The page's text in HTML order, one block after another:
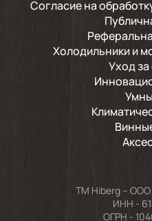
Согласие на
Холодильники и
Уход
TM Hiberg –
ИНН -
ОГРН -